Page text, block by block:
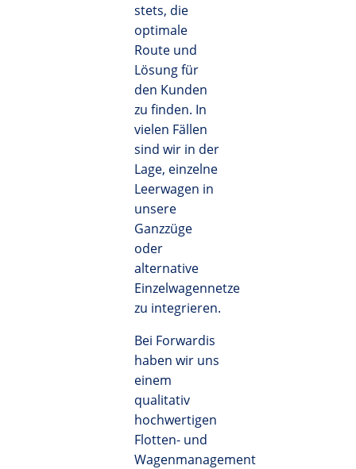
stets, die
optimale
Route und
Lösung für
den Kunden
zu finden. In
vielen Fällen
sind wir in der
Lage, einzelne
Leerwagen in
unsere
Ganzzüge
oder
alternative
Einzelwagennetze
zu integrieren.
Bei Forwardis
haben wir uns
einem
qualitativ
hochwertigen
Flotten- und
Wagenmanagement